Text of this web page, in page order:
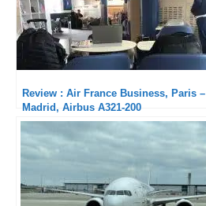
Review : Air France Business, Paris –
Madrid, Airbus A321-200